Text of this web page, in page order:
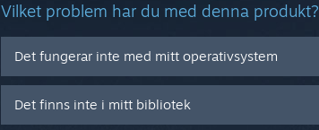
Vilket problem har du med denna produkt?
Det fungerar inte med mitt operativsystem
Det finns inte i mitt bibliotek